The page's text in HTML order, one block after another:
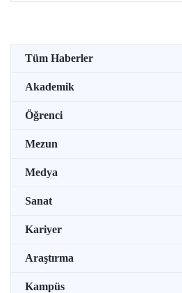
Tüm Haberler
Akademik
Öğrenci
Mezun
Medya
Sanat
Kariyer
Araştırma
Kampüs